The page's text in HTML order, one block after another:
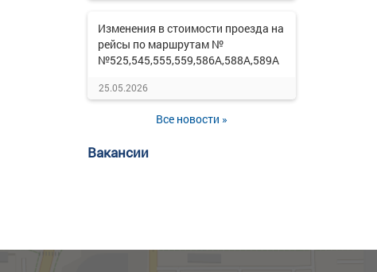
Изменения в стоимости проезда на
рейсы по маршрутам №
№525,545,555,559,586А,588А,589А
25.05.2026
Все новости »
Вакансии